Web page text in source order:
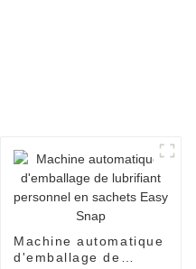
Machine automatique
d'emballage de